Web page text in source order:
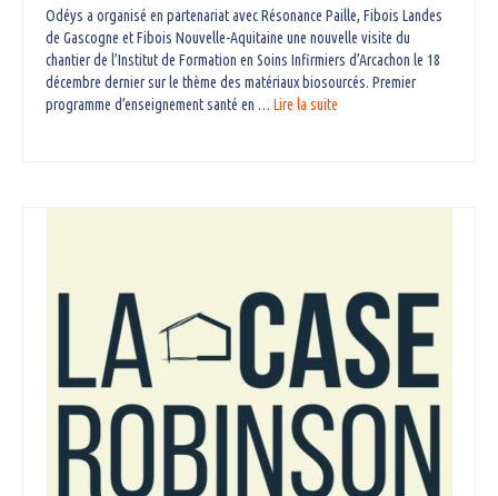
Odéys a organisé en partenariat avec Résonance Paille, Fibois Landes
de Gascogne et Fibois Nouvelle-Aquitaine une nouvelle visite du
chantier de l’Institut de Formation en Soins Infirmiers d’Arcachon le 18
décembre dernier sur le thème des matériaux biosourcés. Premier
programme d’enseignement santé en … Lire la suite­­